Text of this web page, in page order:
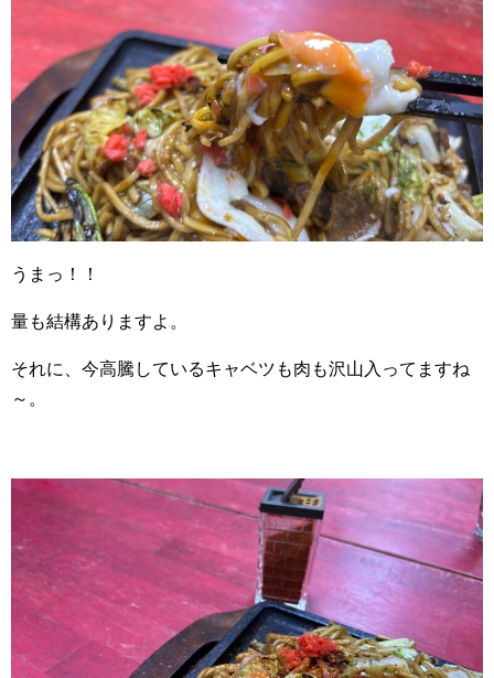
うまっ！！
量も結構ありますよ。
それに、今高騰しているキャベツも肉も沢山入ってますね
～。